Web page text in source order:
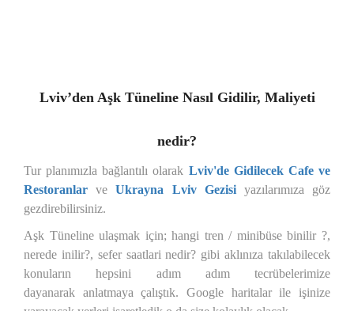
Lviv’den Aşk Tüneline Nasıl Gidilir, Maliyeti
nedir?
Tur planımızla bağlantılı olarak Lviv'de Gidilecek Cafe ve
Restoranlar veUkrayna Lviv Gezisiyazılarımıza göz
gezdirebilirsiniz.
Aşk Tüneline ulaşmak için; hangi tren / minibüse binilir ?,
nerede inilir?, sefer saatlari nedir? gibi aklınıza takılabilecek
konuların hepsini adım adım tecrübelerimize
dayanarak anlatmaya çalıştık. Google haritalar ile işinize